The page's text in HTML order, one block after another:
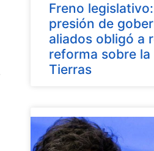
Freno
presión de
aliados obligó a
reforma sobre la
Tierras